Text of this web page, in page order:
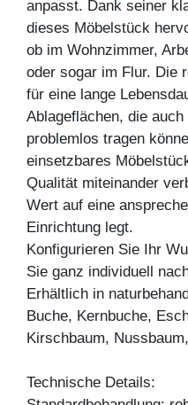
anpasst. Dank seiner
dieses Möbelstück
ob im Wohnzimmer,
oder sogar im Flur. Die
für eine lange
Ablageflächen, die
problemlos tragen
einsetzbares
Qualität miteinander
Wert auf eine
Einrichtung legt.
Konfigurieren Sie Ihr
Sie ganz individuell
Erhältlich in
Buche, Kernbuche,
Kirschbaum,
Technische Details: